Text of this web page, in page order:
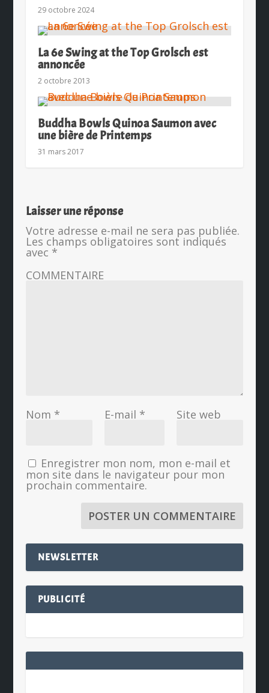
29 octobre 2024
La 6e Swing at the Top Grolsch est
annoncée
2 octobre 2013
Buddha Bowls Quinoa Saumon avec
une bière de Printemps
31 mars 2017
Laisser une réponse
Votre adresse e-mail ne sera pas publiée.
Les champs obligatoires sont indiqués
avec *
COMMENTAIRE
Nom * E-mail * Site web
Enregistrer mon nom, mon e-mail et
mon site dans le navigateur pour mon
prochain commentaire.
NEWSLETTER
PUBLICITÉ